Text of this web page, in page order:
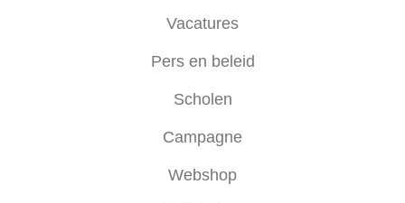
Vacatures
Pers en beleid
Scholen
Campagne
Webshop